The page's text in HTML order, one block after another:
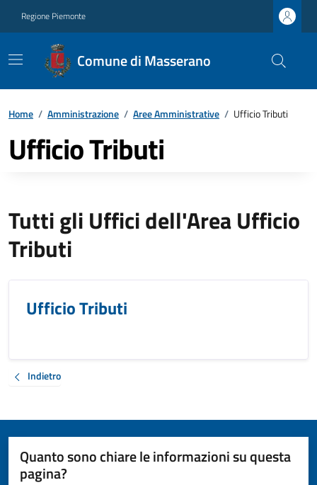
Regione Piemonte
Comune di Masserano
Home / Amministrazione / Aree Amministrative / Ufficio Tributi
Ufficio Tributi
Tutti gli Uffici dell'Area Ufficio
Tributi
Ufficio Tributi
Indietro
Quanto sono chiare le informazioni su questa
pagina?